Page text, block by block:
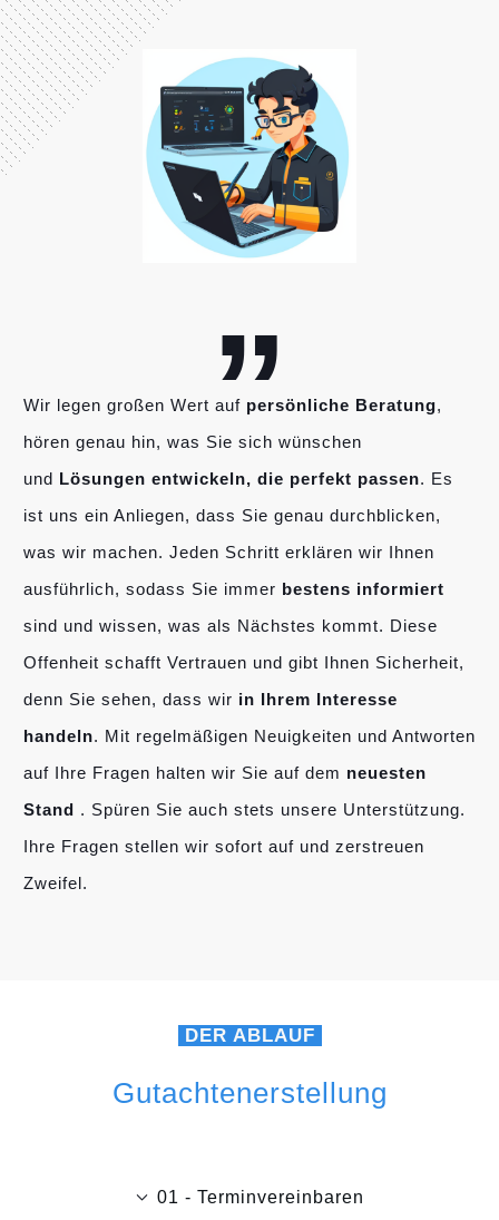
„
Wir legen großen Wert auf persönliche Beratung,
hören genau hin, was Sie sich wünschen
und Lösungen entwickeln, die perfekt passen. Es
ist uns ein Anliegen, dass Sie genau durchblicken,
was wir machen. Jeden Schritt erklären wir Ihnen
ausführlich, sodass Sie immer bestens informiert
sind und wissen, was als Nächstes kommt. Diese
Offenheit schafft Vertrauen und gibt Ihnen Sicherheit,
denn Sie sehen, dass wir in Ihrem Interesse
handeln. Mit regelmäßigen Neuigkeiten und Antworten
auf Ihre Fragen halten wir Sie auf dem neuesten
Stand . Spüren Sie auch stets unsere Unterstützung.
Ihre Fragen stellen wir sofort auf und zerstreuen
Zweifel.
DER ABLAUF
Gutachtenerstellung
01 - Terminvereinbaren